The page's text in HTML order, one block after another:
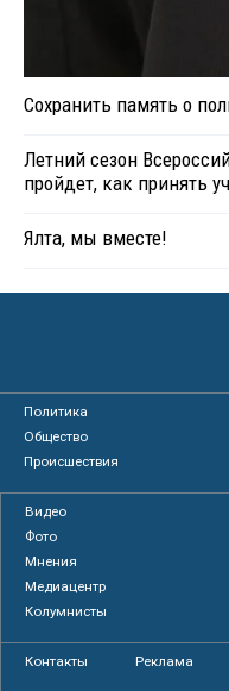
Сохранить память о
Летний сезон
пройдет, как принять
Ялта, мы вместе!
Политика
Общество
Происшествия
Видео
Фото
Мнения
Медиацентр
Колумнисты
Контакты Реклама